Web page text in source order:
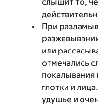
слышит то,
При
или
отмечались
покалывания
глотки и
удушье и